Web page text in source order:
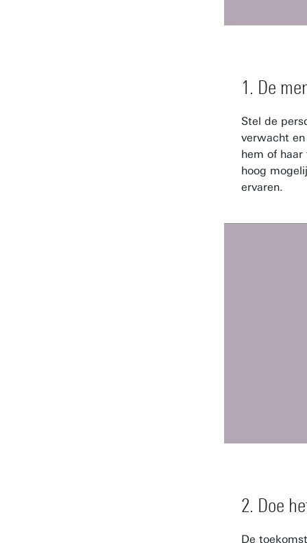
1. De
Stel de
verwacht
hem of haar
hoog
ervaren.
2. Doe
De